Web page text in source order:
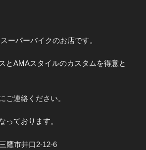
ーパーバイクのお店です。
とAMAスタイルのカスタムを得意と
ご連絡ください。
っております。
鷹市井口2-12-6